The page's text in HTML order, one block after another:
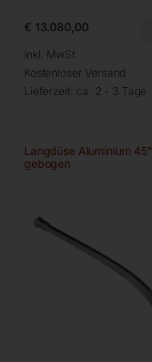
€ 13.080,00
inkl. MwSt.
Kostenloser Versand
Lieferzeit: ca. 2 - 3 Tage
Langdüse Aluminium 45°
gebogen